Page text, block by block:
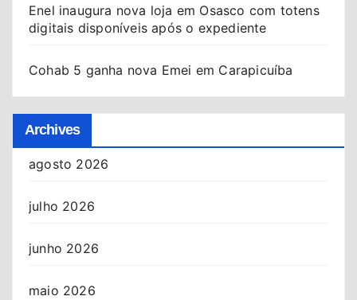
Enel inaugura nova loja em Osasco com totens
digitais disponíveis após o expediente
Cohab 5 ganha nova Emei em Carapicuíba
Archives
agosto 2026
julho 2026
junho 2026
maio 2026